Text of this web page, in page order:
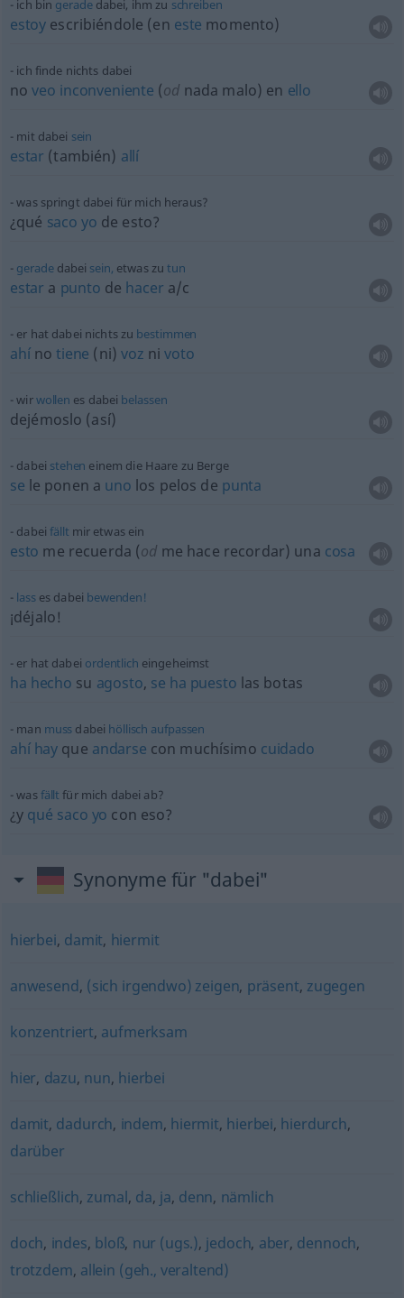
ich bin geradedabei, ihm zu schreiben
estoy escribiéndole (en este momento)
ich finde nichts dabei
noveo inconveniente (od nada malo) en ello
mit dabei sein
estar (también) allí
was springt dabei für mich heraus?
¿qué saco yo de esto?
geradedabei sein, etwaszutun
estar a punto de hacer a/c
er hat dabei nichts zu bestimmen
ahínotiene (ni)voz nivoto
wirwollen es dabei belassen
dejémoslo (así)
dabei stehen einem die Haare zu Berge
se le ponen a uno los pelos de punta
dabeifällt mir etwasein
esto me recuerda (od me hace recordar) una cosa
lasses dabei bewenden!
¡déjalo!
er hat dabei ordentlich eingeheimst
ha hecho su agosto, se ha puesto las botas
man muss dabei höllisch aufpassen
ahí hay que andarse con muchísimo cuidado
wasfällt für mich dabei ab?
¿y qué saco yo con eso?
Synonyme für "dabei"
hierbei, damit, hiermit
anwesend, (sich irgendwo) zeigen, präsent, zugegen
konzentriert, aufmerksam
hier, dazu, nun, hierbei
damit, dadurch, indem, hiermit, hierbei, hierdurch,
darüber
schließlich, zumal, da, ja, denn, nämlich
doch, indes, bloß, nur (ugs.), jedoch, aber, dennoch,
trotzdem, allein (geh., veraltend)